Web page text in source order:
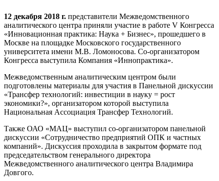
12 декабря 2018 г. представители Межведомственного
аналитического центра приняли участие в работе V Конгресса
«Инновационная практика: Наука + Бизнес», прошедшего в
Москве на площадке Московского государственного
университета имени М.В. Ломоносова. Со-организатором
Конгресса выступила Компания «Иннопрактика».
Межведомственным аналитическим центром были
подготовлены материалы для участия в Панельной дискуссии
«Трансфер технологий: инвестиции в науку = рост
экономики?», организатором которой выступила
Национальная Ассоциация Трансфер Технологий.
Также ОАО «МАЦ» выступил со-организатором панельной
дискуссии «Сотрудничество предприятий ОПК и частных
компаний». Дискуссия проходила в закрытом формате под
председательством генерального директора
Межведомственного аналитического центра Владимира
Довгого.